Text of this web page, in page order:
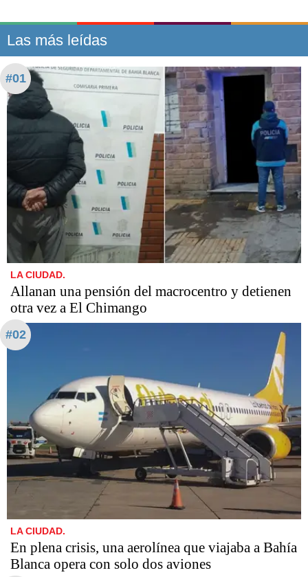
Las más leídas
#01
LA CIUDAD.
Allanan una pensión del macrocentro y detienen
otra vez a El Chimango
#02
LA CIUDAD.
En plena crisis, una aerolínea que viajaba a Bahía
Blanca opera con solo dos aviones